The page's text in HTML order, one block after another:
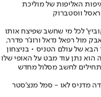
האליפות של מוליכת
ראסל ווסטברוק
לכל מי שחשב שפיצח אותו
מול רפאל נדאל ורוג'ר פדרר,
של עולם הטניס • בניצחון
נתן עוד מבט על האופי שלו
לחשב מסלול מחדש
מדניס לאו - סמל מנצ'סטר